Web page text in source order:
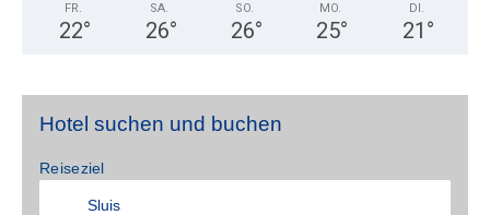
FR.
22°
SA.
26°
SO.
26°
MO.
25°
DI.
21 °
Hotel suchen und buchen
Reiseziel